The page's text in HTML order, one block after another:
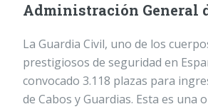
Administración General
La Guardia Civil, uno de los
prestigiosos de seguridad en
convocado 3.118 plazas para
de Cabos y Guardias. Esta es una